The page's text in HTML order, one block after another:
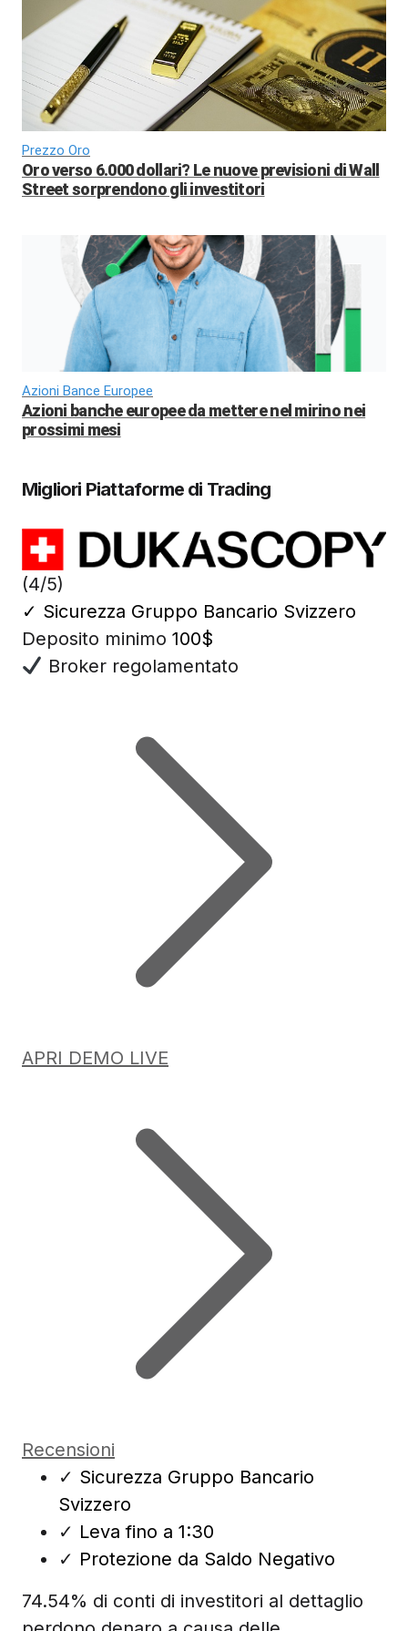
Prezzo Oro
Oro verso 6.000 dollari? Le nuove previsioni di Wall
Street sorprendono gli investitori
Azioni Bance Europee
Azioni banche europee da mettere nel mirino nei
prossimi mesi
Migliori Piattaforme di Trading
(4/5)
✓ Sicurezza Gruppo Bancario Svizzero
Deposito minimo 100$
Broker regolamentato
APRI DEMO LIVE
Recensioni
✓ Sicurezza Gruppo Bancario
Svizzero
✓ Leva fino a 1:30
✓ Protezione da Saldo Negativo
74.54% di conti di investitori al dettaglio